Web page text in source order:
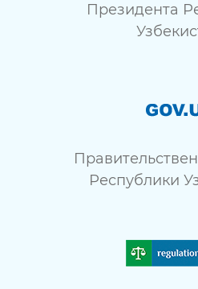
Президента
Республики